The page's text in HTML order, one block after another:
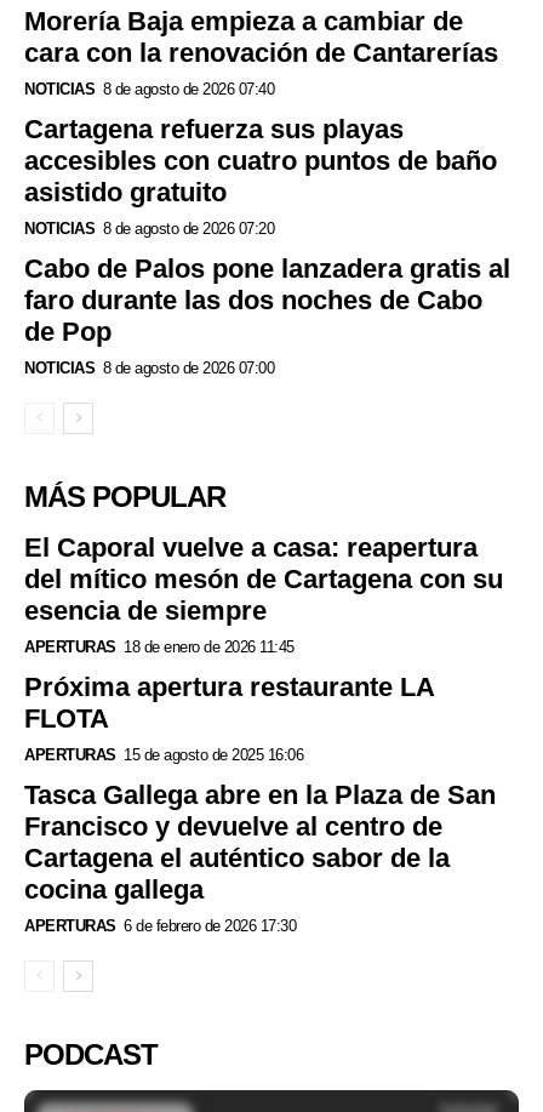
Morería Baja empieza a cambiar de
cara con la renovación de Cantarerías
NOTICIAS 8 de agosto de 2026 07:40
Cartagena refuerza sus playas
accesibles con cuatro puntos de baño
asistido gratuito
NOTICIAS 8 de agosto de 2026 07:20
Cabo de Palos pone lanzadera gratis al
faro durante las dos noches de Cabo
de Pop
NOTICIAS 8 de agosto de 2026 07:00
MÁS POPULAR
El Caporal vuelve a casa: reapertura
del mítico mesón de Cartagena con su
esencia de siempre
APERTURAS 18 de enero de 2026 11:45
Próxima apertura restaurante LA
FLOTA
APERTURAS 15 de agosto de 2025 16:06
Tasca Gallega abre en la Plaza de San
Francisco y devuelve al centro de
Cartagena el auténtico sabor de la
cocina gallega
APERTURAS 6 de febrero de 2026 17:30
PODCAST